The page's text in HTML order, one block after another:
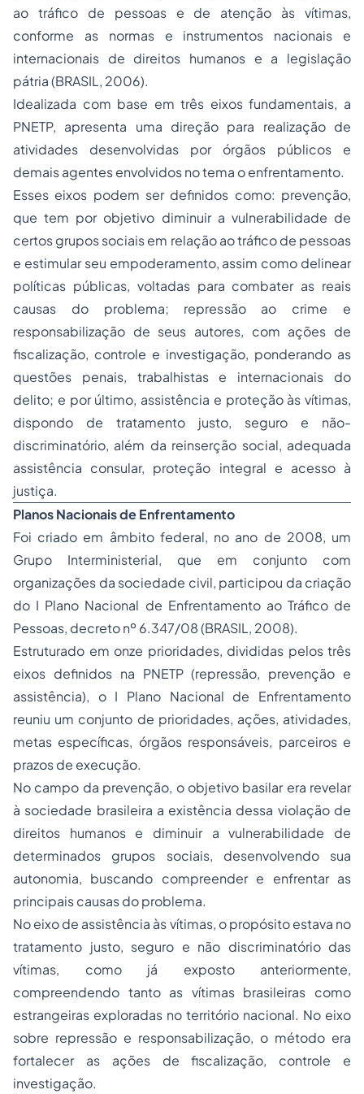
ao tráfico de pessoas e de atenção às vítimas,
conforme as normas e instrumentos nacionais e
internacionais de direitos humanos e a legislação
pátria (BRASIL, 2006).
Idealizada com base em três eixos fundamentais, a
PNETP, apresenta uma direção para realização de
atividades desenvolvidas por órgãos públicos e
demais agentes envolvidos no tema o enfrentamento.
Esses eixos podem ser definidos como: prevenção,
que tem por objetivo diminuir a vulnerabilidade de
certos grupos sociais em relação ao tráfico de pessoas
e estimular seu empoderamento, assim como delinear
políticas públicas, voltadas para combater as reais
causas do problema; repressão ao crime e
responsabilização de seus autores, com ações de
fiscalização, controle e investigação, ponderando as
questões penais, trabalhistas e internacionais do
delito; e por último, assistência e proteção às vítimas,
dispondo de tratamento justo, seguro e não-
discriminatório, além da reinserção social, adequada
assistência consular, proteção integral e acesso à
justiça.
Planos Nacionais de Enfrentamento
Foi criado em âmbito federal, no ano de 2008, um
Grupo Interministerial, que em conjunto com
organizações da sociedade civil, participou da criação
do I Plano Nacional de Enfrentamento ao Tráfico de
Pessoas, decreto nº 6.347/08 (BRASIL, 2008).
Estruturado em onze prioridades, divididas pelos três
eixos definidos na PNETP (repressão, prevenção e
assistência), o I Plano Nacional de Enfrentamento
reuniu um conjunto de prioridades, ações, atividades,
metas específicas, órgãos responsáveis, parceiros e
prazos de execução.
No campo da prevenção, o objetivo basilar era revelar
à sociedade brasileira a existência dessa violação de
direitos humanos e diminuir a vulnerabilidade de
determinados grupos sociais, desenvolvendo sua
autonomia, buscando compreender e enfrentar as
principais causas do problema.
No eixo de assistência às vítimas, o propósito estava no
tratamento justo, seguro e não discriminatório das
vítimas, como já exposto anteriormente,
compreendendo tanto as vítimas brasileiras como
estrangeiras exploradas no território nacional. No eixo
sobre repressão e responsabilização, o método era
fortalecer as ações de fiscalização, controle e
investigação.